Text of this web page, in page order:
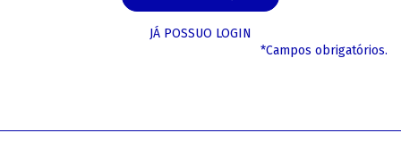
JÁ POSSUO LOGIN
*Campos obrigatórios.